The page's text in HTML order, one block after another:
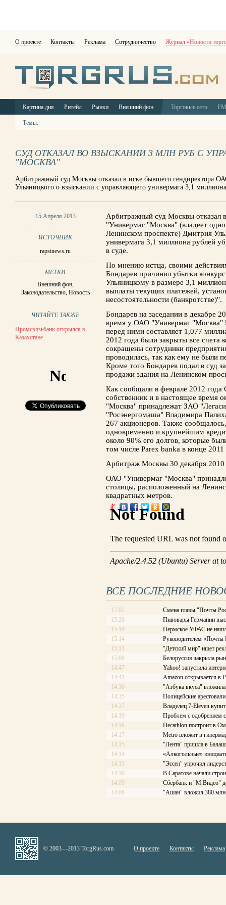
О проекте Контакты Реклама Сотрудничество Журнал «Новости
Картина дня Ритейл Рынки Внешний фон Торговые сети
Темы:
СУД ОТКАЗАЛ ВО ВЗЫСКАНИИ 3 МЛН РУБ С
"МОСКВА"
Арбитражный суд Москвы отказал в иске бывшего гендиректора
Ульяницкого о взыскании с управляющего универмага 3,1
15 Апреля 2013
ИСТОЧНИК
rapsinews.ru
МЕТКИ
Внешний фон,
Законодательство, Новость
ЧИТАЙТЕ ТАКЖЕ
Промсвязьбанк открылся в
Казахстане
Арбитражный суд Москвы отказал
"Универмаг "Москва" (владеет
Ленинском проспекте) Дмитрия
универмага 3,1 миллиона рублей
в суде.
По мнению истца, своими
Бондарев причинил убытки
Ульяницкому в размере 3,1
выплаты текущих платежей,
несостоятельности (банкротстве)".
Бондарев на заседании в декабре
время у ОАО "Универмаг "Москва"
перед ними составляет 1,077
2012 года были закрыты все счета
сокращены сотрудники
проводилась, так как ему не были
Кроме того Бондарев подал в суд
продажи здания на Ленинском
Как сообщали в феврале 2012
собственник и в настоящее время
"Москва" принадлежат ЗАО
"Росэнергомаша" Владимира
267 акционеров. Также
одновременно и крупнейшим
около 90% его долгов, которые
том числе Parex banka в конце 2011
Арбитраж Москвы 30 декабря 2010
ОАО "Универмаг "Москва"
столицы, расположенный на
квадратных метров.
ВСЕ ПОСЛЕДНИЕ
17:02
Смена главы "Почты
15:20
Пивовары Германии
15:19
Пермское УФАС не
15:14
Руководителем «Почты
15:11
"Детский мир" ищет
15:08
Белоруссия закрыла
14:47
Yahoo! запустила
14:41
Amazon открывается в
14:36
"Азбука вкуса"
14:35
Полицейские
14:27
Владелец 7-Eleven
14:19
Проблем с одобрением
14:18
Decathlon построит в
14:17
Меtrо вложит в
14:15
"Лента" пришла в
14:14
«Алкогольные»
14:13
"Эссен" упрочил
14:10
В Саратове начали
14:09
Сбербанк и "М.Видео"
14:08
"Ашан" вложил 380 млн
© 2003—2013 TorgRus.com О проекте Контакты Реклама